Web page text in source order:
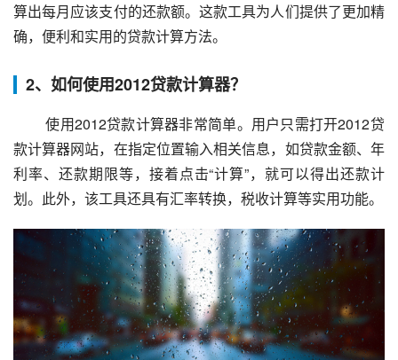
算出每月应该支付的还款额。这款工具为人们提供了更加精
确，便利和实用的贷款计算方法。
2、如何使用2012贷款计算器？
使用2012贷款计算器非常简单。用户只需打开2012贷
款计算器网站，在指定位置输入相关信息，如贷款金额、年
利率、还款期限等，接着点击“计算”，就可以得出还款计
划。此外，该工具还具有汇率转换，税收计算等实用功能。